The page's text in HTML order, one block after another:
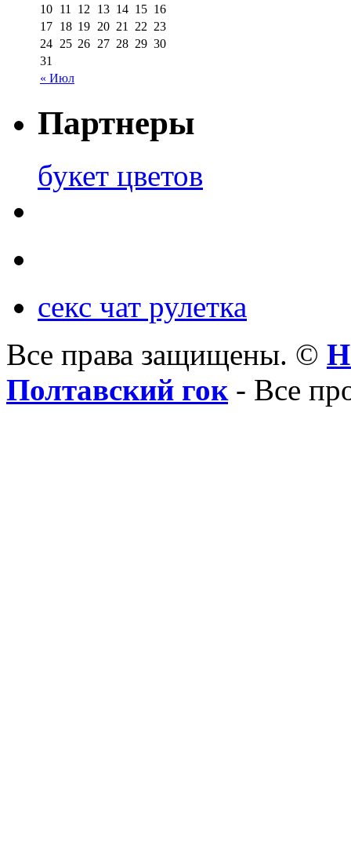
« Июл
10 11 12 13 14 15 16
17 18 19 20 21 22 23
24 25 26 27 28 29 30
31
Партнеры
букет цветов
секс чат рулетка
Все права защищены. ©
Полтавский гок- Все